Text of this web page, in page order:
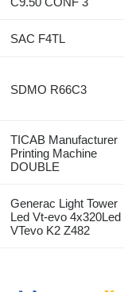
SAC F4TL
SDMO R66C3
TICAB Manufacturer
Printing Machine
DOUBLE
Generac Light Tower
Led Vt-evo 4x320Led
VTevo K2 Z482